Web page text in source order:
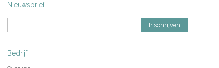
Nieuwsbrief
Inschrijven
Bedrijf